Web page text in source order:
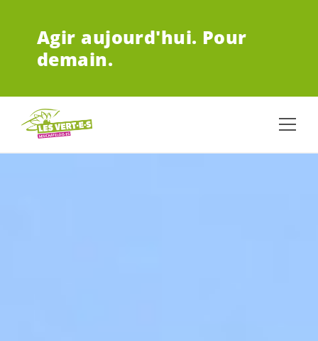
Agir aujourd'hui. Pour
demain.